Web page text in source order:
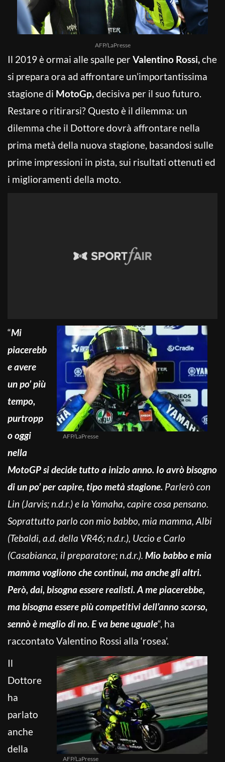
AFP/LaPresse
Il 2019 è ormai alle spalle perValentino Rossi,che
si prepara ora ad affrontare un’importantissima
stagione di MotoGp,decisiva per il suo futuro.
Restare o ritirarsi? Questo è il dilemma: un
dilemma che il Dottore dovrà affrontare nella
prima metà della nuova stagione, basandosi sulle
prime impressioni in pista, sui risultati ottenuti ed
i miglioramenti della moto.
AFP/LaPresse
“Mi
piacerebb
e avere
un po’ più
tempo,
purtropp
o oggi
nella
MotoGP si decide tutto a inizio anno. Io avrò bisogno
di un po’ per capire, tipo metà stagione. Parlerò con
Lin (Jarvis; n.d.r.) e la Yamaha, capire cosa pensano.
Soprattutto parlo con mio babbo, mia mamma, Albi
(Tebaldi, a.d. della VR46; n.d.r.), Uccio e Carlo
(Casabianca, il preparatore; n.d.r.). Mio babbo e mia
mamma vogliono che continui, ma anche gli altri.
Però, dai, bisogna essere realisti. A me piacerebbe,
ma bisogna essere più competitivi dell’anno scorso,
sennò è meglio di no. E va bene uguale“, ha
raccontato Valentino Rossi alla ‘rosea’.
AFP/LaPresse
Il
Dottore
ha
parlato
anche
della